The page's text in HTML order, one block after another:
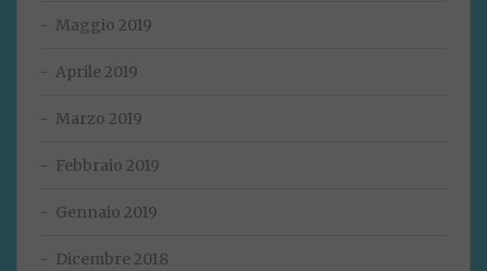
Maggio 2019
Aprile 2019
Marzo 2019
Febbraio 2019
Gennaio 2019
Dicembre 2018